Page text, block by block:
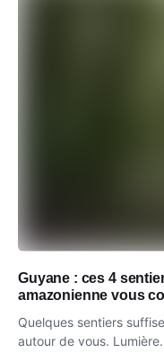
Guyane : ces 4
amazonienne vous
Quelques sentiers
autour de vous.